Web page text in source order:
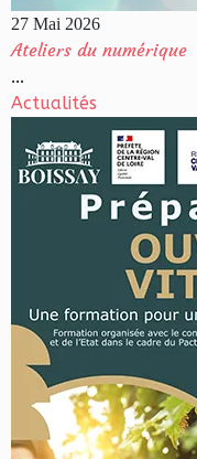
27 Mai 2026
Ateliers du numérique
...
Actualités